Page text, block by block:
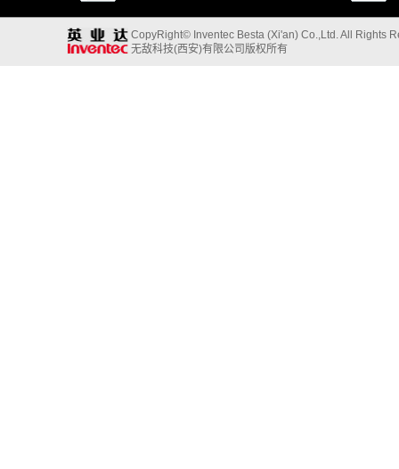
CopyRight© Inventec Besta (Xi'an) Co.,Ltd. All Rights
无敌科技(西安)有限公司版权所有